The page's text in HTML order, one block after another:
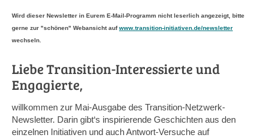
Wird dieser Newsletter in Eurem E-Mail-Programm nicht leserlich angezeigt, bitte
gerne zur "schönen" Webansicht aufwww.transition-initiativen.de/newsletter
wechseln.
Liebe Transition-Interessierte und
Engagierte,
willkommen zur Mai-Ausgabe des Transition-Netzwerk-
Newsletter. Darin gibt‘s inspirierende Geschichten aus den
einzelnen Initiativen und auch Antwort-Versuche auf